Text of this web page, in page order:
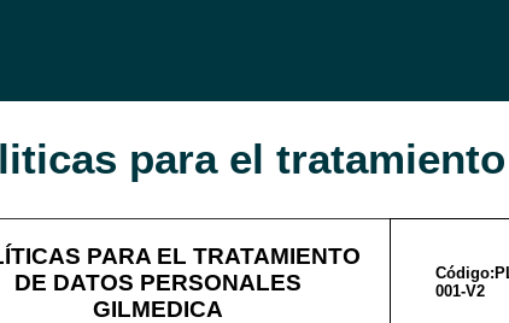
para el
PARA EL TRATAMIENTO
DE DATOS PERSONALES
GILMEDICA
001-V2